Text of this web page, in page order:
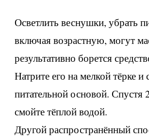
Осветлить веснушки, убрать
включая возрастную, могут
результативно борется
Натрите его на мелкой тёрке и
питательной основой. Спустя
смойте тёплой водой.
Другой распространённый